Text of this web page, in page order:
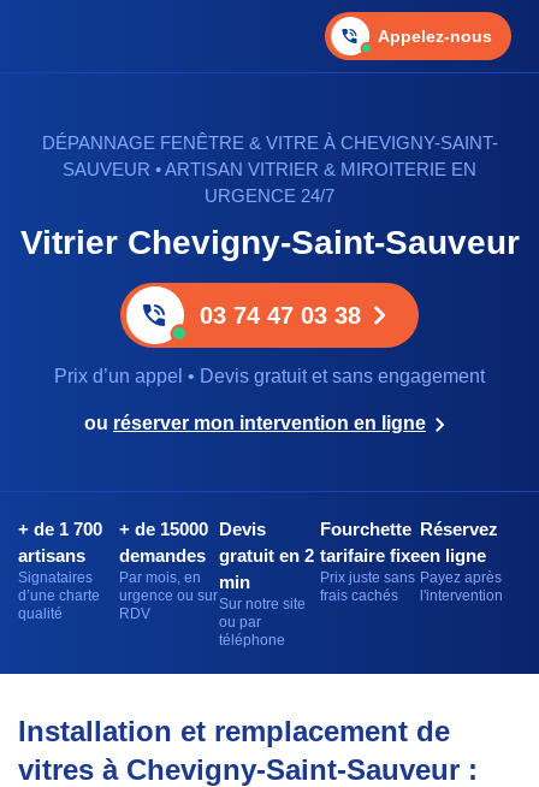
Appelez-nous
DÉPANNAGE FENÊTRE & VITRE À CHEVIGNY-SAINT-
SAUVEUR • ARTISAN VITRIER & MIROITERIE EN
URGENCE 24/7
Vitrier Chevigny-Saint-Sauveur
03 74 47 03 38
Prix d’un appel • Devis gratuit et sans engagement
ou réserver mon intervention en ligne
+ de 1 700
artisans
Signataires
d’une charte
qualité
+ de 15000
demandes
Par mois, en
urgence ou sur
RDV
Devis
gratuit en 2
min
Sur notre site
ou par
téléphone
Fourchette
tarifaire fixe
Prix juste sans
frais cachés
Réservez
en ligne
Payez après
l'intervention
Installation et remplacement de
vitres à Chevigny-Saint-Sauveur :